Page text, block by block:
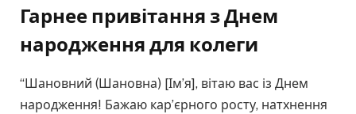
Гарнее привітання з Днем
народження для колеги
“Шановний (Шановна) [Ім’я], вітаю вас із Днем
народження! Бажаю кар’єрного росту, натхнення